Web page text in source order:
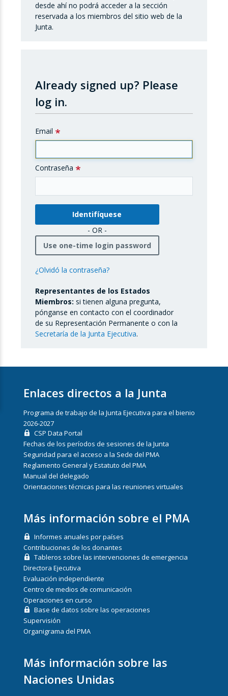
desde ahí no podrá acceder a la sección
reservada a los miembros del sitio web de la
Junta.
Already signed up? Please
log in.
Email
Contraseña
- OR -
Use one-time login password
¿Olvidó la contraseña?
Representantes de los Estados
Miembros: si tienen alguna pregunta,
pónganse en contacto con el coordinador
de su Representación Permanente o con la
Secretaría de la Junta Ejecutiva.
Enlaces directos a la Junta
Programa de trabajo de la Junta Ejecutiva para el bienio
2026-2027
CSP Data Portal
Fechas de los períodos de sesiones de la Junta
Seguridad para el acceso a la Sede del PMA
Reglamento General y Estatuto del PMA
Manual del delegado
Orientaciones técnicas para las reuniones virtuales
Más información sobre el PMA
Informes anuales por países
Contribuciones de los donantes
Tableros sobre las intervenciones de emergencia
Directora Ejecutiva
Evaluación independiente
Centro de medios de comunicación
Operaciones en curso
Base de datos sobre las operaciones
Supervisión
Organigrama del PMA
Más información sobre las
Naciones Unidas